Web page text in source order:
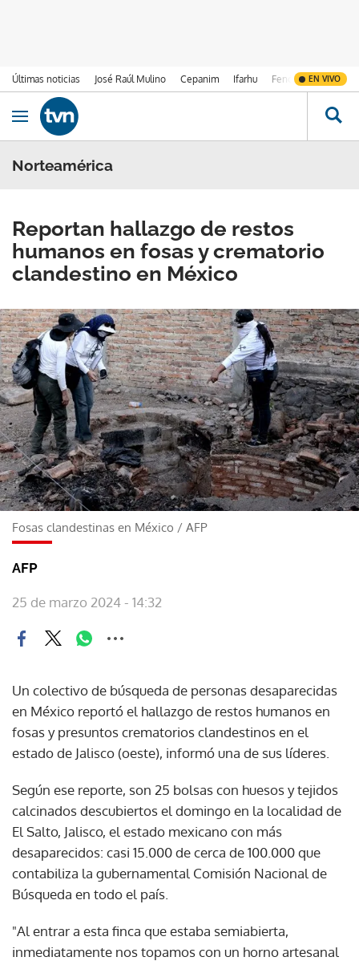
Últimas noticias José Raúl Mulino Cepanim Ifarhu Fenómeno de El
EN VIVO
Ir al contenido
Obrir navegació
Norteamérica
Reportan hallazgo de restos
humanos en fosas y crematorio
clandestino en México
Fosas clandestinas en México / AFP
AFP
25 de marzo 2024 - 14:32
Un colectivo de búsqueda de personas desaparecidas
en México reportó el hallazgo de restos humanos en
fosas y presuntos crematorios clandestinos en el
estado de Jalisco (oeste), informó una de sus líderes.
Según ese reporte, son 25 bolsas con huesos y tejidos
calcinados descubiertos el domingo en la localidad de
El Salto, Jalisco, el estado mexicano con más
desaparecidos: casi 15.000 de cerca de 100.000 que
contabiliza la gubernamental Comisión Nacional de
Búsqueda en todo el país.
"Al entrar a esta finca que estaba semiabierta,
inmediatamente nos topamos con un horno artesanal